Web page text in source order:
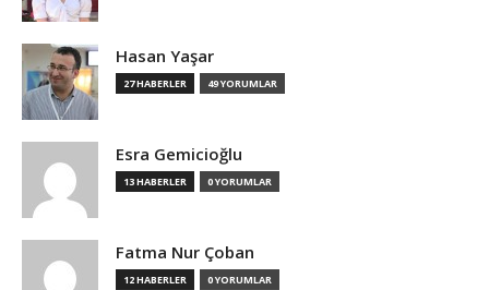
Hasan Yaşar
27 HABERLER 49 YORUMLAR
Esra Gemicioğlu
13 HABERLER 0 YORUMLAR
Fatma Nur Çoban
12 HABERLER 0 YORUMLAR